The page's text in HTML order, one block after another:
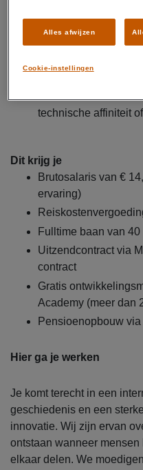
van aanbevelingen
technische affiniteit
Dit krijg je
Brutosalaris van €
ervaring)
Fulltime baan van
Uitzendcontract via
contract
Gratis
Academy (meer dan
Pensioenopbouw
Hier ga je werken
Je komt terecht in een
geschiedenis en een
innovatie. Wij zijn ervan
ontstaan wanneer
elkaar delen. We
Cookie-instellingen
Alles afwijzen